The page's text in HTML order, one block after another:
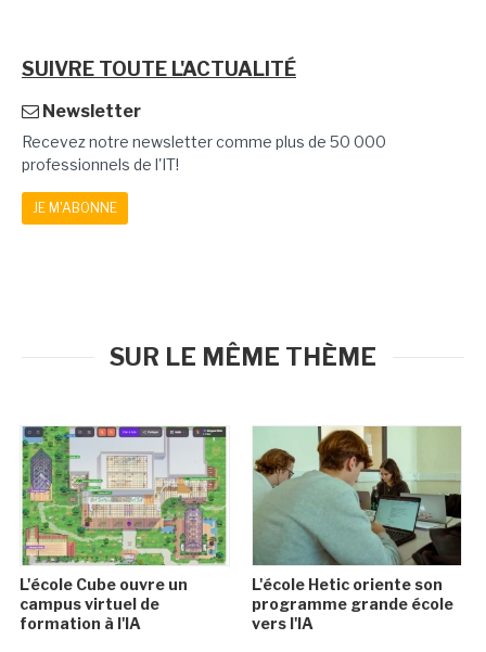
SUIVRE TOUTE L'ACTUALITÉ
Newsletter
Recevez notre newsletter comme plus de 50 000
professionnels de l'IT!
JE M'ABONNE
SUR LE MÊME THÈME
L'école Cube ouvre un
campus virtuel de
formation à l'IA
L'école Hetic oriente son
programme grande école
vers l'IA